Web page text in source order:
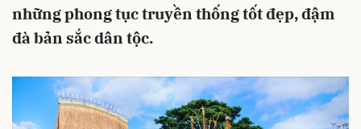
những phong tục truyền thống tốt đẹp, đậm
đà bản sắc dân tộc.